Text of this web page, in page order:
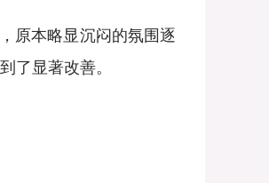
原本略显沉闷的氛围逐
了显著改善。